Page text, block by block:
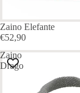
Zaino Elefante
€52,90
Zaino
Drago